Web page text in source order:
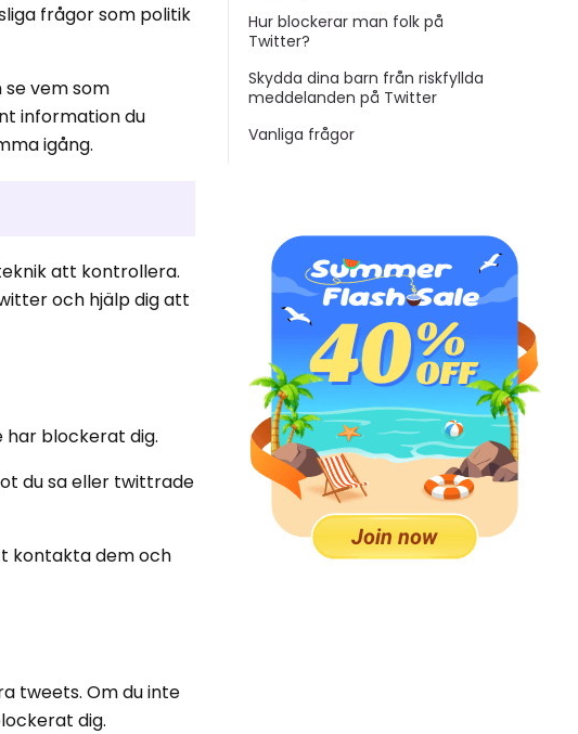
frågor som politik
vem som
information du
igång.
att kontrollera.
och hjälp dig att
har blockerat dig.
du sa eller twittrade
kontakta dem och
tweets. Om du inte
dig.
Hur blockerar man folk på
Twitter?
Skydda dina barn från riskfyllda
meddelanden på Twitter
Vanliga frågor